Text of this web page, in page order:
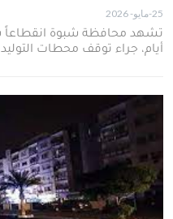
25-مايو- 2026
​تشهد محافظة شبوة انقطاعاً
أيام، جراء توقف محطات